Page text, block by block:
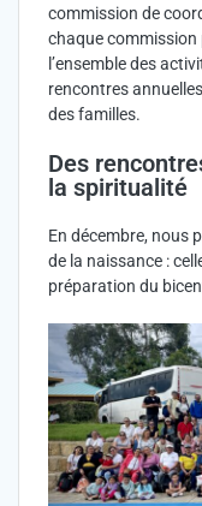
commission de
chaque commission
l’ensemble des
rencontres
des familles.
Des
la spiritualité
En décembre, nous
de la naissance :
préparation du